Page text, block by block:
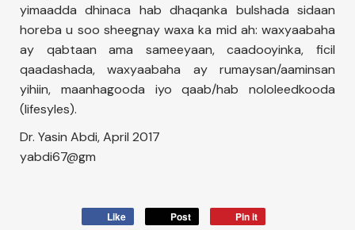
yimaadda dhinaca hab dhaqanka bulshada sidaan
horeba u soo sheegnay waxa ka mid ah: waxyaabaha
ay qabtaan ama sameeyaan, caadooyinka, ficil
qaadashada, waxyaabaha ay rumaysan/aaminsan
yihiin, maanhagooda iyo qaab/hab nololeedkooda
(lifesyles).
Dr. Yasin Abdi, April 2017
yabdi67@gm
Like Post Pin it